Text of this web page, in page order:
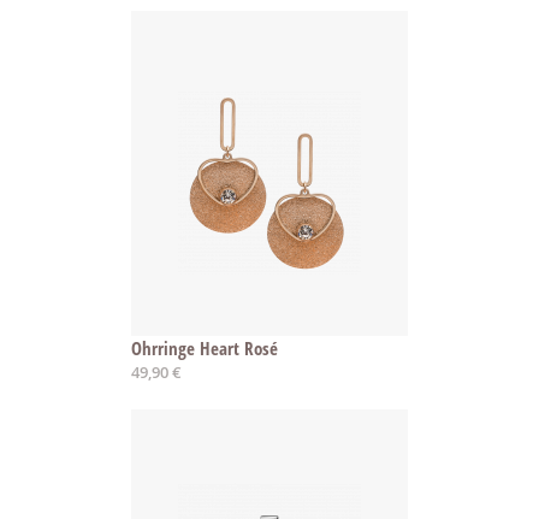
Ohrringe Heart Rosé
49,90 €